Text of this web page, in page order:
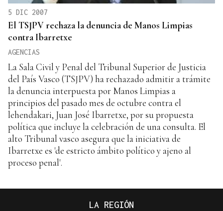
5 DIC 2007
El TSJPV rechaza la denuncia de Manos Limpias
contra Ibarretxe
AGENCIAS
La Sala Civil y Penal del Tribunal Superior de Justicia
del País Vasco (TSJPV) ha rechazado admitir a trámite
la denuncia interpuesta por Manos Limpias a
principios del pasado mes de octubre contra el
lehendakari, Juan José Ibarretxe, por su propuesta
política que incluye la celebración de una consulta. El
alto Tribunal vasco asegura que la iniciativa de
Ibarretxe es 'de estricto ámbito político y ajeno al
proceso penal'.
LA REGIÓN